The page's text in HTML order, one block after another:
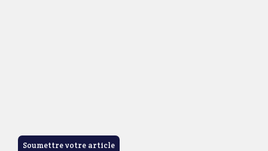
Soumettre votre article